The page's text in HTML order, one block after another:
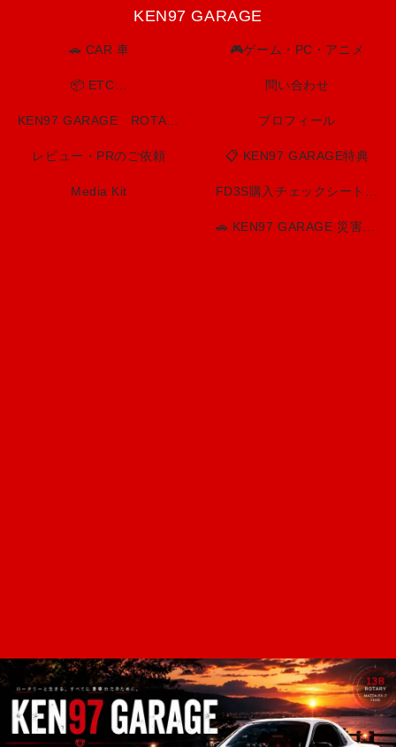
KEN97 GARAGE
🚗 CAR 車 🎮ゲーム・PC・アニメ
📦 ETC… 問い合わせ
プロフィール
レビュー・PRのご依頼 📋 KEN97 GARAGE特典
Media Kit